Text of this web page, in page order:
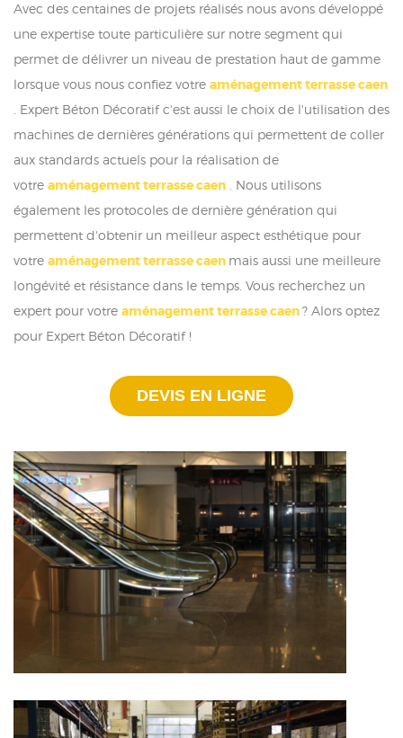
Avec des centaines de projets réalisés nous avons développé
une expertise toute particulière sur notre segment qui
permet de délivrer un niveau de prestation haut de gamme
lorsque vous nous confiez votre aménagement terrasse caen
. Expert Béton Décoratif c'est aussi le choix de l'utilisation des
machines de dernières générations qui permettent de coller
aux standards actuels pour la réalisation de
votre aménagement terrasse caen . Nous utilisons
également les protocoles de dernière génération qui
permettent d'obtenir un meilleur aspect esthétique pour
votre aménagement terrasse caen mais aussi une meilleure
longévité et résistance dans le temps. Vous recherchez un
expert pour votre aménagement terrasse caen? Alors optez
pour Expert Béton Décoratif !
DEVIS EN LIGNE